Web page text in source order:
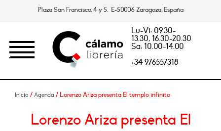
Plaza San Francisco, 4 y 5. E-50006 Zaragoza, España
Lu-Vi: 09.30-
13.30, 16.30-20.30
Sa: 10.00-14.00
+34 976557318
Inicio / Agenda / Lorenzo Ariza presenta El templo infinito
Lorenzo Ariza presenta El